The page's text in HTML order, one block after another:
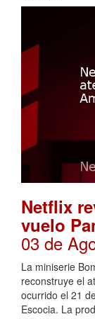
Netflix
vuelo
03 de
La miniserie
reconstruye el
ocurrido el 21
Escocia. La